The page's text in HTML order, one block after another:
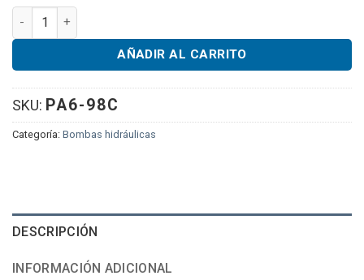
PowerX Air Over Hydraulic Pump 10k PSI Single Action 98
AÑADIR AL CARRITO
SKU: PA6-98C
Categoría: Bombas hidráulicas
DESCRIPCIÓN
INFORMACIÓN ADICIONAL